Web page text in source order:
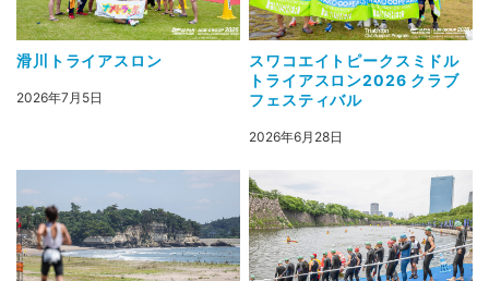
滑川トライアスロン
2026年7月5日
スワコエイトピークスミドル
トライアスロン2026 クラブ
フェスティバル
2026年6月28日